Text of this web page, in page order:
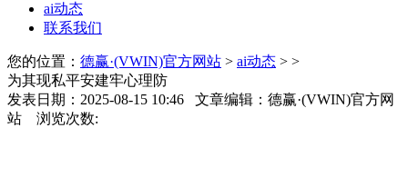
ai动态
联系我们
您的位置： 德赢·(VWIN)官方网站 > ai动态 > >
为其现私平安建牢心理防
发表日期：2025-08-15 10:46 文章编辑：德赢·(VWIN)官方网
站 浏览次数: